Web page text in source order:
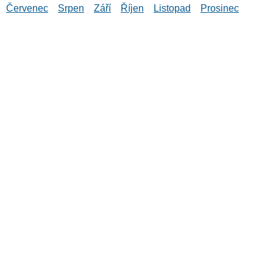
Červenec Srpen Září Říjen Listopad Prosinec